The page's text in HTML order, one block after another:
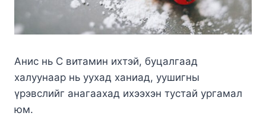
Анис нь С витамин ихтэй, буцалгаад
халуунаар нь уухад ханиад, уушигны
үрэвслийг анагаахад ихээхэн тустай ургамал
юм.